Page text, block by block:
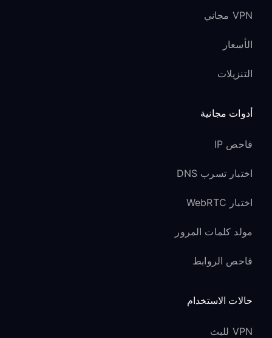
VPN مجاني
الأسعار
التنزيلات
أدوات مجانية
فاحص IP
اختبار تسرب DNS
اختبار WebRTC
مولد كلمات المرور
فاحص الروابط
حالات الاستخدام
VPN للبث